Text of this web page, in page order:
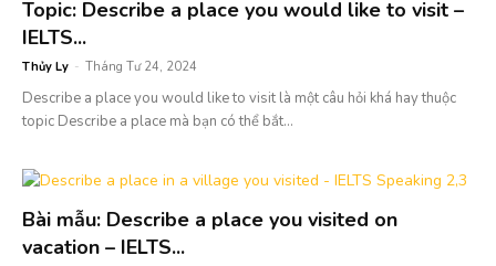
Topic: Describe a place you would like to visit –
IELTS...
Thủy Ly - Tháng Tư 24, 2024
Describe a place you would like to visit là một câu hỏi khá hay thuộc
topic Describe a place mà bạn có thể bắt...
Bài mẫu: Describe a place you visited on
vacation – IELTS...